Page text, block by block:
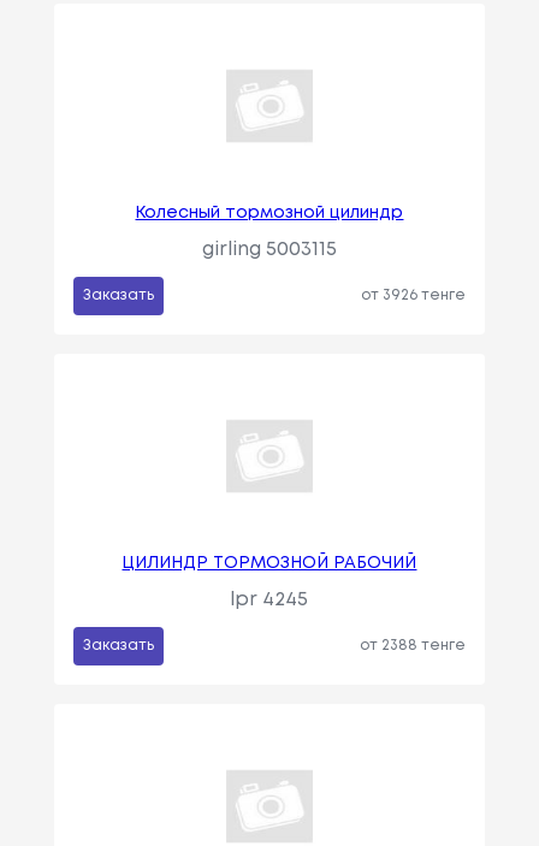
Колесный тормозной цилиндр
girling 5003115
Заказать от 3926 тенге
ЦИЛИНДР ТОРМОЗНОЙ РАБОЧИЙ
lpr 4245
Заказать от 2388 тенге